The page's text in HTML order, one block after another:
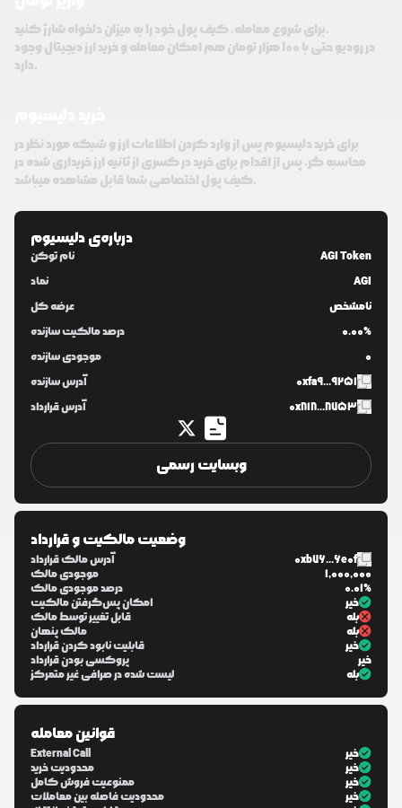
برای شروع معامله، کیف پول خود را به میزان دلخواه شارژ کنید.
در رودیو حتی با 100 هزار تومان هم امکان معامله و خرید ارز دیجیتال وجود
دارد.
برای خرید دلیسیوم پس از وارد کردن اطلاعات ارز و شبکه مورد نظر در
محاسبه گر، پس از اقدام برای خرید در کسری از ثانیه ارز خریداری شده در
کیف پول اختصاصی شما قابل مشاهده میباشد.
درباره‌یدلیسیوم
نام توکن
AGI Token
نماد
AGI
عرضه کل
نامشخص
درصد مالکیت سازنده
0.00%
موجودی سازنده
0
آدرس سازنده
0xfa9...9251
آدرس قرارداد
0x818...8753
وبسایت رسمی
وضعیت مالکیت و قرارداد
آدرس مالک قرارداد
0xb76...6e0f
موجودی مالک
1,000,000
درصد موجودی مالک
0.01%
امکان پس‌گرفتن مالکیت
خیر
قابل تغییر توسط مالک
بله
مالک پنهان
بله
قابلیت نابود کردن قرارداد
خیر
پروکسی بودن قرارداد
خیر
لیست شده در صرافی غیر متمرکز
بله
قوانین معامله
External Call
خیر
محدودیت خرید
خیر
ممنوعیت فروش کامل
خیر
محدودیت فاصله بین معاملات
خیر